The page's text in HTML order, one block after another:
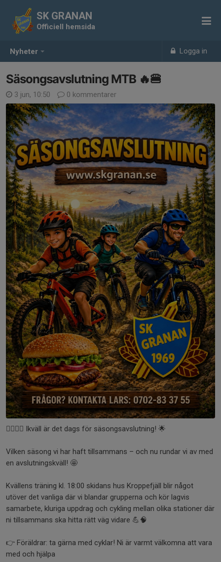
Nyheter Logga in
SK GRANAN
Officiell hemsida
Säsongsavslutning MTB 🔥🍔
3 jun, 10:50 0 kommentarer
🚴‍♀️🚴‍♂️ Ikväll är det dags för säsongsavslutning! 🌟
Vilken säsong vi har haft tillsammans – och nu rundar vi av med
en avslutningskväll! 🤩
Kvällens träning kl. 18:00 skidans hus Kroppefjäll blir något
utöver det vanliga där vi blandar grupperna och kör lagvis
samarbete, kluriga uppdrag och cykling mellan olika stationer där
ni tillsammans ska hitta rätt väg vidare 💪🧠
👉 Föräldrar: ta gärna med cyklar! Ni är varmt välkomna att vara
med och hjälpa